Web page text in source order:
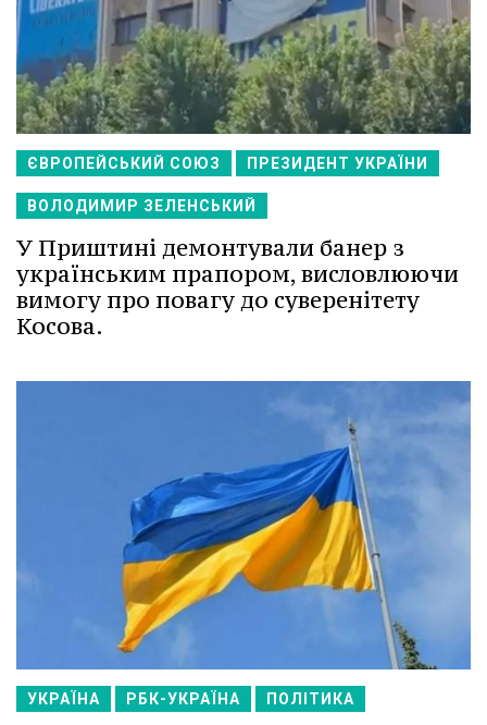
ЄВРОПЕЙСЬКИЙ СОЮЗ ПРЕЗИДЕНТ УКРАЇНИ
ВОЛОДИМИР ЗЕЛЕНСЬКИЙ
У Приштині демонтували банер з
українським прапором, висловлюючи
вимогу про повагу до суверенітету
Косова.
УКРАЇНА РБК-УКРАЇНА ПОЛІТИКА